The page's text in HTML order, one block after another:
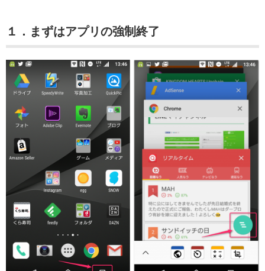
１．まずはアプリの強制終了